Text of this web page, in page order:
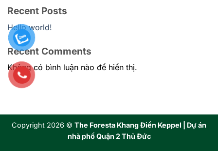
Recent Posts
Hello world!
Recent Comments
Không có bình luận nào để hiển thị.
Copyright 2026 © The Foresta Khang Điền Keppel | Dự án
nhà phố Quận 2 Thủ Đức